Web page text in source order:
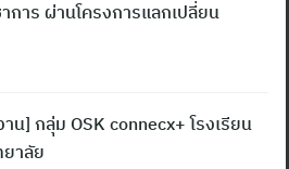
การ ผ่านโครงการแลกเปลี่ยน
] กลุ่ม OSK connecx+ โรงเรียน
าลัย